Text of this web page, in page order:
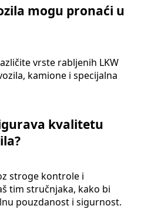
mogu pronaći u
vrste rabljenih LKW
kamione i specijalna
kvalitetu
stroge kontrole i
tim stručnjaka, kako bi
pouzdanost i sigurnost.